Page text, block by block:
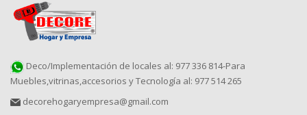
Deco/Implementación de locales al: 977 336 814-Para
Muebles,vitrinas,accesorios y Tecnología al: 977 514 265
decorehogaryempresa@gmail.com